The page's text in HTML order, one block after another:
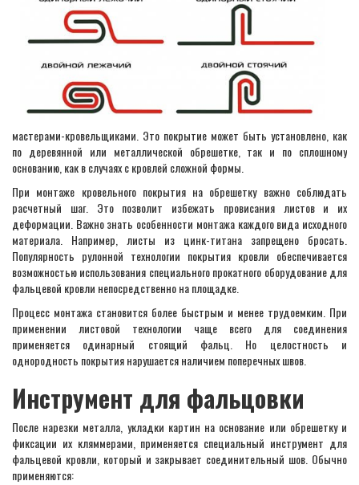
мастерами-кровельщиками. Это покрытие может быть установлено, как
по деревянной или металлической обрешетке, так и по сплошному
основанию, как в случаях с кровлей сложной формы.
При монтаже кровельного покрытия на обрешетку важно соблюдать
расчетный шаг. Это позволит избежать провисания листов и их
деформации. Важно знать особенности монтажа каждого вида исходного
материала. Например, листы из цинк-титана запрещено бросать.
Популярность рулонной технологии покрытия кровли обеспечивается
возможностью использования специального прокатного оборудование для
фальцевой кровли непосредственно на площадке.
Процесс монтажа становится более быстрым и менее трудоемким. При
применении листовой технологии чаще всего для соединения
применяется одинарный стоящий фальц. Но целостность и
однородность покрытия нарушается наличием поперечных швов.
Инструмент для фальцовки
После нарезки металла, укладки картин на основание или обрешетку и
фиксации их кляммерами, применяется специальный инструмент для
фальцевой кровли, который и закрывает соединительный шов. Обычно
применяются: